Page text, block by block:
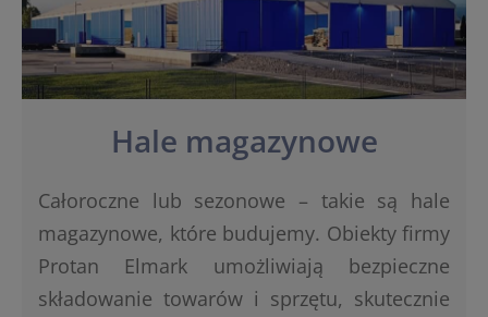
Hale magazynowe
Całoroczne lub sezonowe – takie są hale
magazynowe, które budujemy. Obiekty firmy
Protan Elmark umożliwiają bezpieczne
składowanie towarów i sprzętu, skutecznie